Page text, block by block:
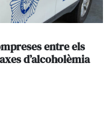
entre els
d’alcoholèmia